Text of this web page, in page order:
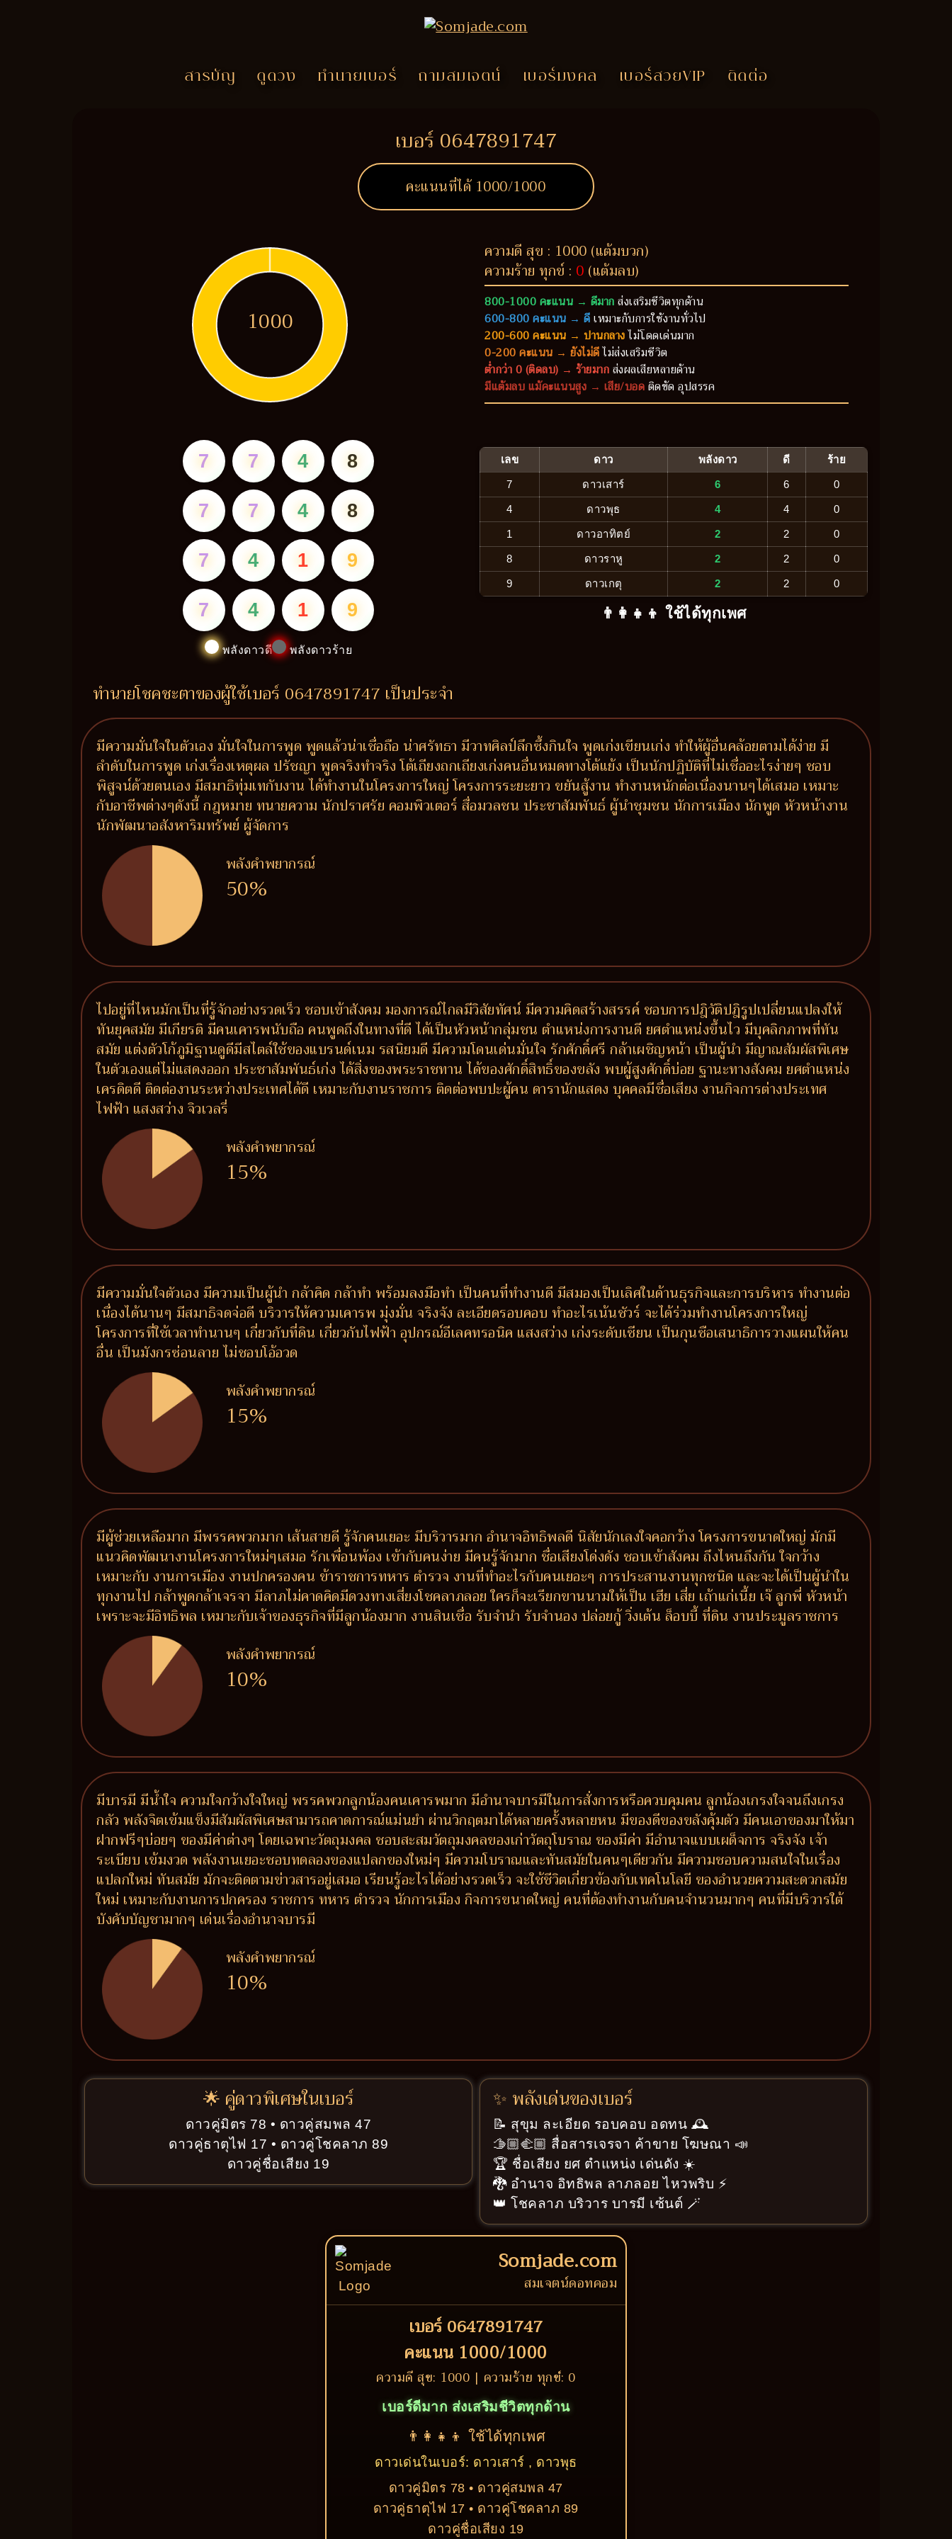
สารบัญ ดูดวง ทำนายเบอร์ ถามสมเจตน์ เบอร์มงคล เบอร์สวยVIP ติดต่อ
เบอร์ 0647891747
คะแนนที่ได้ 1000/1000
1000
ความดี สุข : 1000 (แต้มบวก)
ความร้าย ทุกข์ : 0 (แต้มลบ)
800-1000 คะแนน → ดีมากส่งเสริมชีวิตทุกด้าน
600-800 คะแนน → ดีเหมาะกับการใช้งานทั่วไป
200-600 คะแนน → ปานกลางไม่โดดเด่นมาก
0-200 คะแนน → ยังไม่ดีไม่ส่งเสริมชีวิต
ต่ำกว่า 0 (ติดลบ) → ร้ายมากส่งผลเสียหลายด้าน
มีแต้มลบ แม้คะแนนสูง → เสีย/บอดติดขัด อุปสรรค
7 7 4 8
7 7 4 8
7 4 1 9
7 4 1 9
พลังดาวดี พลังดาวร้าย
เลข ดาว พลังดาว ดี ร้าย
7 ดาวเสาร์ 6 6 0
4 ดาวพุธ 4 4 0
1 ดาวอาทิตย์ 2 2 0
8 ดาวราหู 2 2 0
9 ดาวเกตุ 2 2 0
👨‍👩‍👧‍👦 ใช้ได้ทุกเพศ
ทำนายโชคชะตาของผู้ใช้เบอร์ 0647891747 เป็นประจำ
มีความมั่นใจในตัวเอง มั่นใจในการพูด พูดแล้วน่าเชื่อถือ น่าศรัทธา มีวาทศิลป์ลึกซึ้งกินใจ พูดเก่งเขียนเก่ง ทำให้ผู้อื่นคล้อยตามได้ง่าย มี
ลำดับในการพูด เก่งเรื่องเหตุผล ปรัชญา พูดจริงทำจริง โต้เถียงถกเถียงเก่งคนอื่นหมดทางโต้แย้ง เป็นนักปฏิบัติที่ไม่เชื่ออะไรง่ายๆ ชอบ
พิสูจน์ด้วยตนเอง มีสมาธิทุ่มเทกับงาน ได้ทำงานในโครงการใหญ่ โครงการระยะยาว ขยันสู้งาน ทำงานหนักต่อเนื่องนานๆได้เสมอ เหมาะ
กับอาชีพต่างๆดังนี้ กฎหมาย ทนายความ นักปราศรัย คอมพิวเตอร์ สื่อมวลชน ประชาสัมพันธ์ ผู้นำชุมชน นักการเมือง นักพูด หัวหน้างาน
นักพัฒนาอสังหาริมทรัพย์ ผู้จัดการ
พลังคำพยากรณ์
50%
ไปอยู่ที่ไหนมักเป็นที่รู้จักอย่างรวดเร็ว ชอบเข้าสังคม มองการณ์ไกลมีวิสัยทัศน์ มีความคิดสร้างสรรค์ ชอบการปฎิวัติปฎิรูปเปลี่ยนแปลงให้
ทันยุคสมัย มีเกียรติ มีคนเคารพนับถือ คนพูดถึงในทางที่ดี ได้เป็นหัวหน้ากลุ่มชน ตำแหน่งการงานดี ยศตำแหน่งขึ้นไว มีบุคลิกภาพที่ทัน
สมัย แต่งตัวโก้ภูมิฐานดูดีมีสไตล์ใช้ของแบรนด์เนม รสนิยมดี มีความโดนเด่นมั่นใจ รักศักดิ์ศรี กล้าเผชิญหน้า เป็นผู้นำ มีญาณสัมผัสพิเศษ
ในตัวเองแต่ไม่แสดงออก ประชาสัมพันธ์เก่ง ได้สิ่งของพระราชทาน ได้ของศักดิ์สิทธิ์ของขลัง พบผู้สูงศักดิ์บ่อย ฐานะทางสังคม ยศตำแหน่ง
เครดิตดี ติดต่องานระหว่างประเทศได้ดี เหมาะกับงานราชการ ติดต่อพบปะผู้คน ดารานักแสดง บุคคลมีชื่อเสียง งานกิจการต่างประเทศ
ไฟฟ้า แสงสว่าง จิวเวลรี่
พลังคำพยากรณ์
15%
มีความมั่นใจตัวเอง มีความเป็นผู้นำ กล้าคิด กล้าทำ พร้อมลงมือทำ เป็นคนที่ทำงานดี มีสมองเป็นเลิศในด้านธุรกิจและการบริหาร ทำงานต่อ
เนื่องได้นานๆ มีสมาธิจดจ่อดี บริวารให้ความเคารพ มุ่งมั่น จริงจัง ละเอียดรอบคอบ ทำอะไรเน้นชัวร์ จะได้ร่วมทำงานโครงการใหญ่
โครงการที่ใช้เวลาทำนานๆ เกี่ยวกับที่ดิน เกี่ยวกับไฟฟ้า อุปกรณ์อีเลคทรอนิค แสงสว่าง เก่งระดับเซียน เป็นกุนซือเสนาธิการวางแผนให้คน
อื่น เป็นมังกรซ่อนลาย ไม่ชอบโอ้อวด
พลังคำพยากรณ์
15%
มีผู้ช่วยเหลือมาก มีพรรคพวกมาก เส้นสายดี รู้จักคนเยอะ มีบริวารมาก อำนาจอิทธิพลดี นิสัยนักเลงใจคอกว้าง โครงการขนาดใหญ่ มักมี
แนวคิดพัฒนางานโครงการใหม่ๆเสมอ รักเพื่อนพ้อง เข้ากับคนง่าย มีคนรู้จักมาก ชื่อเสียงโด่งดัง ชอบเข้าสังคม ถึงไหนถึงกัน ใจกว้าง
เหมาะกับ งานการเมือง งานปกครองคน ข้าราชการทหาร ตำรวจ งานที่ทำอะไรกับคนเยอะๆ การประสานงานทุกชนิด และจะได้เป็นผู้นำใน
ทุกงานไป กล้าพูดกล้าเจรจา มีลาภไม่คาดคิดมีดวงทางเสี่ยงโชคลาภลอย ใครก็จะเรียกขานนามให้เป็น เฮีย เสี่ย เถ้าแก่เนี้ย เจ๊ ลูกพี่ หัวหน้า
เพราะจะมีอิทธิพล เหมาะกับเจ้าของธุรกิจที่มีลูกน้องมาก งานสินเชื่อ รับจำนำ รับจำนอง ปล่อยกู้ วิ่งเต้น ล็อบบี้ ที่ดิน งานประมูลราชการ
พลังคำพยากรณ์
10%
มีบารมี มีน้ำใจ ความใจกว้างใจใหญ่ พรรคพวกลูกน้องคนเคารพมาก มีอำนาจบารมีในการสั่งการหรือควบคุมคน ลูกน้องเกรงใจจนถึงเกรง
กลัว พลังจิตเข้มแข็งมีสัมผัสพิเศษสามารถคาดการณ์แม่นยำ ผ่านวิกฤตมาได้หลายครั้งหลายหน มีของดีของขลังคุ้มตัว มีคนเอาของมาให้มา
ฝากฟรีๆบ่อยๆ ของมีค่าต่างๆ โดยเฉพาะวัตถุมงคล ชอบสะสมวัตถุมงคลของเก่าวัตถุโบราณ ของมีค่า มีอำนาจแบบเผด็จการ จริงจัง เจ้า
ระเบียบ เข้มงวด พลังงานเยอะชอบทดลองของแปลกของใหม่ๆ มีความโบราณและทันสมัยในคนๆเดียวกัน มีความชอบความสนใจในเรื่อง
แปลกใหม่ ทันสมัย มักจะติดตามข่าวสารอยู่เสมอ เรียนรู้อะไรได้อย่างรวดเร็ว จะใช้ชีวิตเกี่ยวข้องกับเทคโนโลยี ของอำนวยความสะดวกสมัย
ใหม่ เหมาะกับงานการปกครอง ราชการ ทหาร ตำรวจ นักการเมือง กิจการขนาดใหญ่ คนที่ต้องทำงานกับคนจำนวนมากๆ คนที่มีบริวารใต้
บังคับบัญชามากๆ เด่นเรื่องอำนาจบารมี
พลังคำพยากรณ์
10%
🌟 คู่ดาวพิเศษในเบอร์
ดาวคู่มิตร 78 • ดาวคู่สมพล 47
ดาวคู่ธาตุไฟ 17 • ดาวคู่โชคลาภ 89
ดาวคู่ชื่อเสียง 19
✨ พลังเด่นของเบอร์
📝 สุขุม ละเอียด รอบคอบ อดทน 🕰️
🫱🏼‍🫲🏼 สื่อสารเจรจา ค้าขาย โฆษณา 📣
🏆 ชื่อเสียง ยศ ตำแหน่ง เด่นดัง ☀️
🐉 อำนาจ อิทธิพล ลาภลอย ไหวพริบ ⚡
👑 โชคลาภ บริวาร บารมี เซ้นต์ 🪄
Somjade.com
สมเจตน์ดอทคอม
เบอร์ 0647891747
คะแนน 1000/1000
ความดี สุข: 1000 | ความร้าย ทุกข์: 0
เบอร์ดีมาก ส่งเสริมชีวิตทุกด้าน
👨‍👩‍👧‍👦 ใช้ได้ทุกเพศ
ดาวเด่นในเบอร์: ดาวเสาร์ , ดาวพุธ
ดาวคู่มิตร 78 • ดาวคู่สมพล 47
ดาวคู่ธาตุไฟ 17 • ดาวคู่โชคลาภ 89
ดาวคู่ชื่อเสียง 19